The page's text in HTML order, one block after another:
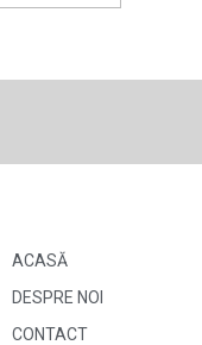
ACASĂ
DESPRE NOI
CONTACT